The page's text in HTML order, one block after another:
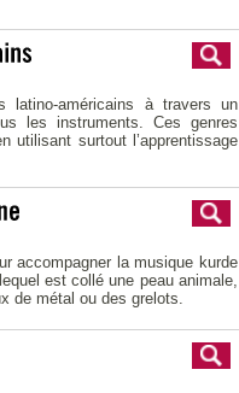
latino-américains à travers un
les instruments. Ces genres
utilisant surtout l’apprentissage
accompagner la musique kurde
est collé une peau animale,
de métal ou des grelots.